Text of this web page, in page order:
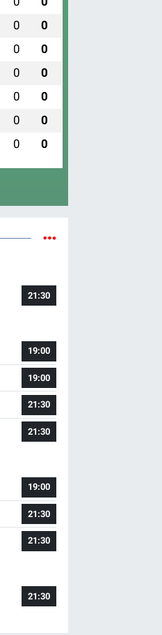
0 0
0 0
0 0
0 0
0 0
0 0
21:30
19:00
19:00
21:30
21:30
19:00
21:30
21:30
21:30